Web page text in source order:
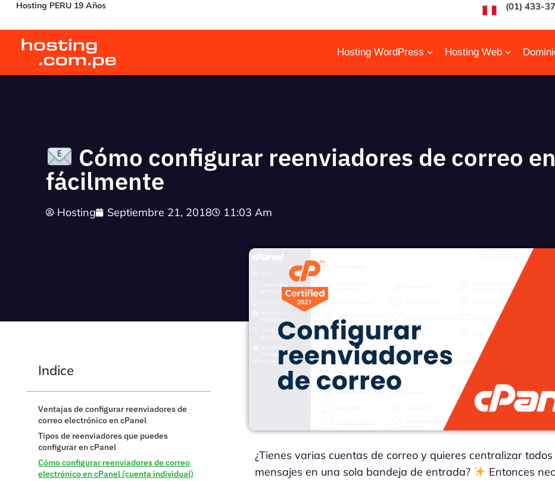
Hosting PERU 19 Años (01) 433-
Hosting WordPress Hosting Web
Cómo configurar reenviadores de correo
fácilmente
Hosting Septiembre 21, 2018 11:03 Am
Indice
Ventajas de configurar reenviadores de
correo electrónico en cPanel
Tipos de reenviadores que puedes
configurar en cPanel
Cómo configurar reenviadores de correo
electrónico en cPanel (cuenta individual)
¿Tienes varias cuentas de correo y quieres centralizar todos
mensajes en una sola bandeja de entrada?
Entonces